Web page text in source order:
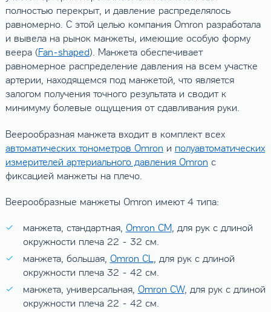
полностью перекрыт, и давление распределялось
равномерно. С этой целью компания Omron разработала
и вывела на рынок манжеты, имеющие особую форму
веера (Fan-shaped). Манжета обеспечивает
равномерное распределение давления на всем участке
артерии, находящемся под манжетой, что является
залогом получения точного результата и сводит к
минимуму болевые ощущения от сдавливания руки.
Веерообразная манжета входит в комплект всех
автоматических тонометров Omron и полуавтоматических
измерителей артериального давления Omron с
фиксацией манжеты на плечо.
Веерообразные манжеты Omron имеют 4 типа:
манжета, стандартная, Omron CM, для рук с длиной
окружности плеча 22 - 32 см.
манжета, большая, Omron CL, для рук с длиной
окружности плеча 32 - 42 см.
манжета, универсальная, Omron CW, для рук с длиной
окружности плеча 22 - 42 см.